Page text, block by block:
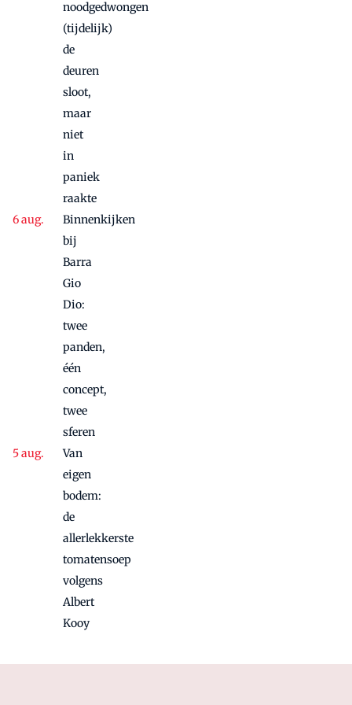
noodgedwongen
(tijdelijk)
de
deuren
sloot,
maar
niet
in
paniek
raakte
Binnenkijken
bij
Barra
Gio
Dio:
twee
panden,
één
concept,
twee
sferen
Van
eigen
bodem:
de
allerlekkerste
tomatensoep
volgens
Albert
Kooy